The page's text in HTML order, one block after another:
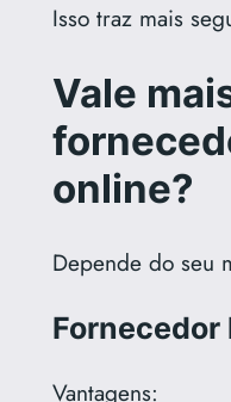
Isso traz mais
Vale
online?
Depende do seu
Fornecedor
Vantagens: